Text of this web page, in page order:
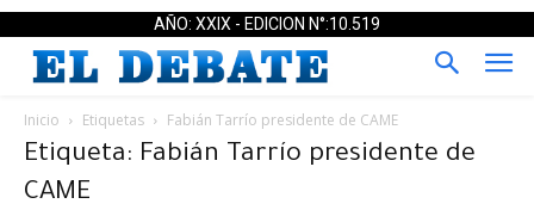
AÑO: XXIX - EDICION N°:10.519
Inicio Etiquetas Fabián Tarrío presidente de CAME
Etiqueta: Fabián Tarrío presidente de
CAME